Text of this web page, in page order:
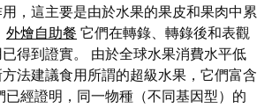
，這主要是由於水果的果皮和果肉中累
外燴自助餐 它們在轉錄、轉錄後和表觀
得到證實。 由於全球水果消費水平低
法建議食用所謂的超級水果，它們富含
已經證明，同一物種（不同基因型）的